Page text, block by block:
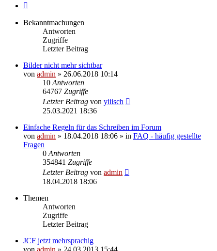
Bekanntmachungen
Antworten
Zugriffe
Letzter Beitrag
Bilder nicht mehr sichtbar
von admin » 26.06.2018 10:14
10 Antworten
64767 Zugriffe
Letzter Beitrag von yiiisch
25.03.2021 18:36
Einfache Regeln für das Schreiben im Forum
von admin » 18.04.2018 18:06 » in FAQ - häufig gestellte
Fragen
0 Antworten
354841 Zugriffe
Letzter Beitrag von admin
18.04.2018 18:06
Themen
Antworten
Zugriffe
Letzter Beitrag
JCF jetzt mehrsprachig
von admin » 24.03.2013 15:44